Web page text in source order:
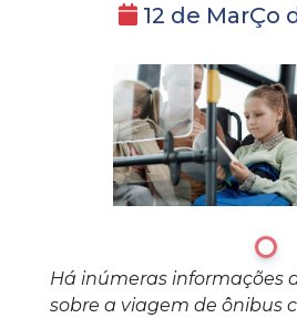
12 de MarÇo
1
Há inúmeras informações
sobre a viagem de ônibus